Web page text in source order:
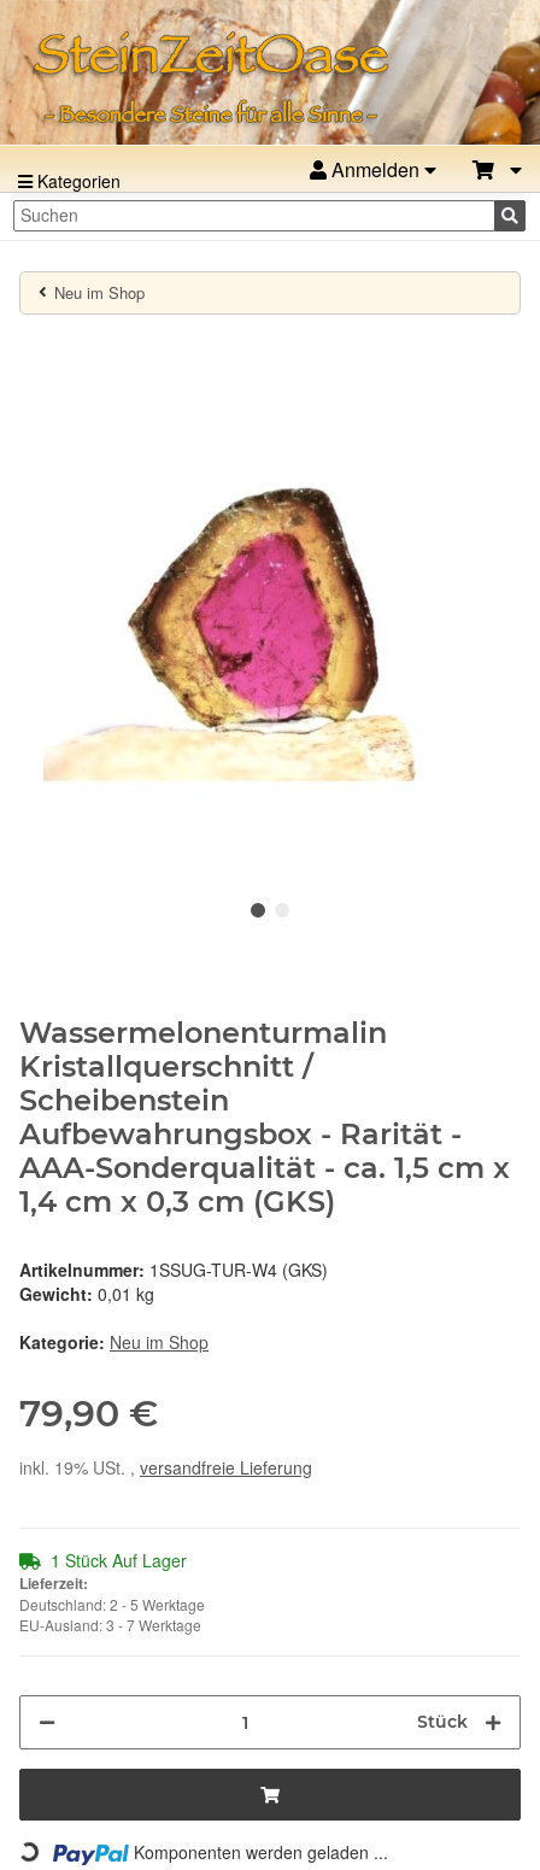
Kategorien Anmelden
Neu im Shop
Wassermelonenturmalin
Kristallquerschnitt /
Scheibenstein
Aufbewahrungsbox - Rarität -
AAA-Sonderqualität - ca. 1,5 cm x
1,4 cm x 0,3 cm (GKS)
Artikelnummer: 1SSUG-TUR-W4 (GKS)
Gewicht: 0,01 kg
Kategorie: Neu im Shop
79,90 €
inkl. 19% USt. , versandfreie Lieferung
1 Stück Auf Lager
Lieferzeit:
Deutschland: 2 - 5 Werktage
EU-Ausland: 3 - 7 Werktage
Stück
Loading... Komponenten werden geladen ...